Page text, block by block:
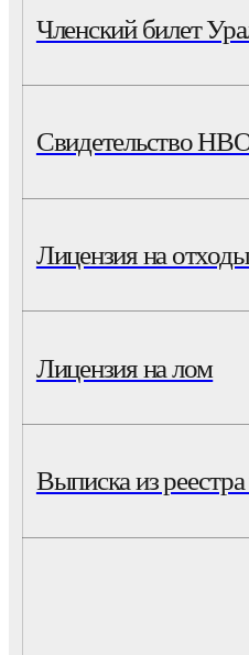
Членский билет
Свидетельство
Лицензия на отходы
Лицензия на лом
Выписка из